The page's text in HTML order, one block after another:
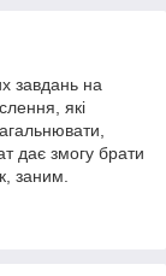
завдань на
які
дає змогу брати
заним.